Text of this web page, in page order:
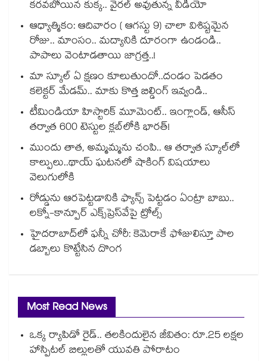
కరవబోయిన కుక్క.. వైరల్ అవుతున్న వీడియో
ఆధ్యాత్మికం: ఆదివారం ( ఆగస్టు 9) చాలా విశిష్టమైన
రోజు.. మాంసం.. మద్యానికి దూరంగా ఉండండి..
పాపాలు వెంటాడతాయి జాగ్రత్త..!
మా స్కూల్ ఏ క్షణం కూలుతుందో..దండం పెడతం
కలెక్టర్ మేడమ్.. మాకు కొత్త బిల్డింగ్ ఇవ్వండి..
టీమిండియా హిస్టారిక్ మూమెంట్.. ఇంగ్లాండ్, ఆసీస్
తర్వాత 600 టెస్టుల క్లబ్‌లోకి భారత్!
ముందు తాత, అమ్మమ్మను చంపి.. ఆ తర్వాత స్కూల్‌లో
కాల్పులు..థాయ్ ఘటనలో షాకింగ్ విషయాలు
వెలుగులోకి
రోడ్డును ఆరపెట్టడానికి ఫ్యాన్స్ పెట్టడం ఏంట్రా బాబు..
లక్నో-కాన్పూర్ ఎక్స్‌ప్రెస్‌వేపై ట్రోల్స్
హైదరాబాద్‌లో ఫన్నీ చోరీ: కెమెరాకే ఫోజులిస్తూ పాల
డబ్బాలు కొట్టేసిన దొంగ
Most Read News
ఒక్క ర్యాపిడో రైడ్.. తలకిందులైన జీవితం: రూ.25 లక్షల
హాస్పిటల్ బిల్లులతో యువతి పోరాటం